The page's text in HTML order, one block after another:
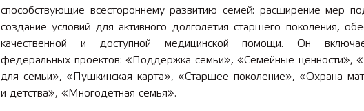
способствующие всестороннему развитию семей: расширение мер
создание условий для активного долголетия старшего поколения,
качественной и доступной медицинской помощи. Он
федеральных проектов: «Поддержка семьи», «Семейные ценности»,
для семьи», «Пушкинская карта», «Старшее поколение», «Охрана
и детства», «Многодетная семья».